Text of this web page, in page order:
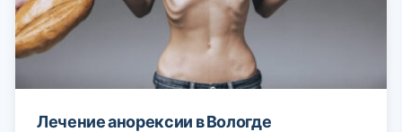
Лечение анорексии в Вологде